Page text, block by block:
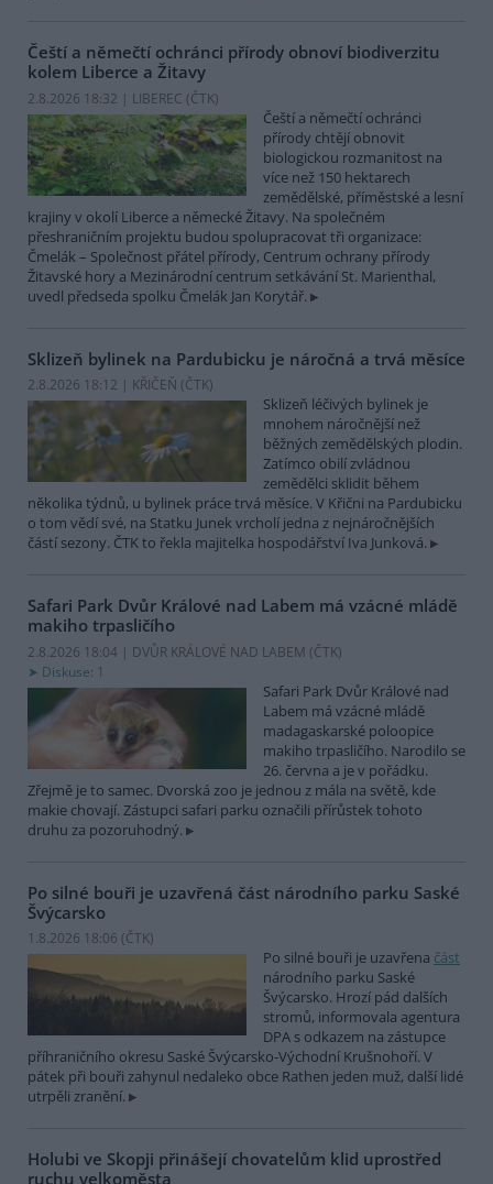
Čeští a němečtí ochránci přírody obnoví biodiverzitu
kolem Liberce a Žitavy
2.8.2026 18:32 | LIBEREC (ČTK)
Čeští a němečtí ochránci
přírody chtějí obnovit
biologickou rozmanitost na
více než 150 hektarech
zemědělské, příměstské a lesní
krajiny v okolí Liberce a německé Žitavy. Na společném
přeshraničním projektu budou spolupracovat tři organizace:
Čmelák – Společnost přátel přírody, Centrum ochrany přírody
Žitavské hory a Mezinárodní centrum setkávání St. Marienthal,
uvedl předseda spolku Čmelák Jan Korytář.
Sklizeň bylinek na Pardubicku je náročná a trvá měsíce
2.8.2026 18:12 | KŘIČEŇ (ČTK)
Sklizeň léčivých bylinek je
mnohem náročnější než
běžných zemědělských plodin.
Zatímco obilí zvládnou
zemědělci sklidit během
několika týdnů, u bylinek práce trvá měsíce. V Křični na Pardubicku
o tom vědí své, na Statku Junek vrcholí jedna z nejnáročnějších
částí sezony. ČTK to řekla majitelka hospodářství Iva Junková.
Safari Park Dvůr Králové nad Labem má vzácné mládě
makiho trpasličího
2.8.2026 18:04 | DVŮR KRÁLOVÉ NAD LABEM (ČTK)
Diskuse: 1
Safari Park Dvůr Králové nad
Labem má vzácné mládě
madagaskarské poloopice
makiho trpasličího. Narodilo se
26. června a je v pořádku.
Zřejmě je to samec. Dvorská zoo je jednou z mála na světě, kde
makie chovají. Zástupci safari parku označili přírůstek tohoto
druhu za pozoruhodný.
Po silné bouři je uzavřená část národního parku Saské
Švýcarsko
1.8.2026 18:06 (ČTK)
Po silné bouři je uzavřena část
národního parku Saské
Švýcarsko. Hrozí pád dalších
stromů, informovala agentura
DPA s odkazem na zástupce
příhraničního okresu Saské Švýcarsko-Východní Krušnohoří. V
pátek při bouři zahynul nedaleko obce Rathen jeden muž, další lidé
utrpěli zranění.
Holubi ve Skopji přinášejí chovatelům klid uprostřed
ruchu velkoměsta